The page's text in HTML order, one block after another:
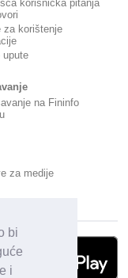
bi
i
korisnička pitanja
za korištenje
upute
na Fininfo
za medije